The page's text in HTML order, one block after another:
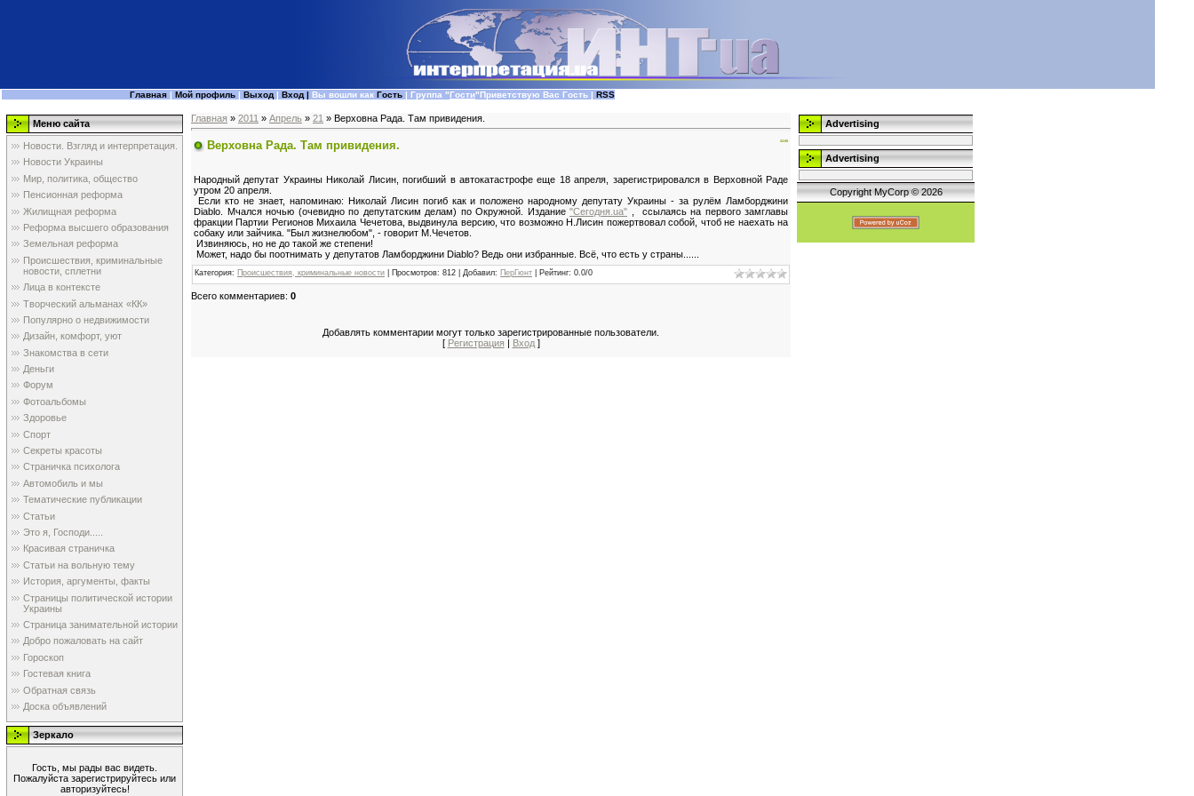
Главная | Мой профиль | Выход | Вход | Вы вошли как Гость | Группа "Гости"Приветствую Вас Гость | RSS
Меню сайта
Новости. Взгляд и интерпретация.
Новости Украины
Мир, политика, общество
Пенсионная реформа
Жилищная реформа
Реформа высшего образования
Земельная реформа
Происшествия, криминальные
новости, сплетни
Лица в контексте
Творческий альманах «КК»
Популярно о недвижимости
Дизайн, комфорт, уют
Знакомства в сети
Деньги
Форум
Фотоальбомы
Здоровье
Спорт
Секреты красоты
Страничка психолога
Автомобиль и мы
Тематические публикации
Статьи
Это я, Господи.....
Красивая страничка
Статьи на вольную тему
История, аргументы, факты
Страницы политической истории
Украины
Страница занимательной истории
Добро пожаловать на сайт
Гороскоп
Гостевая книга
Обратная связь
Доска объявлений
Зеркало
Гость, мы рады вас видеть.
Пожалуйста зарегистрируйтесь или
авторизуйтесь!
Главная » 2011 » Апрель » 21 » Верховна Рада. Там привидения.
22:05
Верховна Рада. Там привидения.
Народный депутат Украины Николай Лисин, погибший в автокатастрофе еще 18 апреля, зарегистрировался в Верховной Раде
утром 20 апреля.
Если кто не знает, напоминаю: Николай Лисин погиб как и положено народному депутату Украины - за рулём Ламборджини
Diablo. Мчался ночью (очевидно по депутатским делам) по Окружной. Издание "Сегодня.ua" , ссылаясь на первого замглавы
фракции Партии Регионов Михаила Чечетова, выдвинула версию, что возможно Н.Лисин пожертвовал собой, чтоб не наехать на
собаку или зайчика. "Был жизнелюбом", - говорит М.Чечетов.
Извиняюсь, но не до такой же степени!
Может, надо бы поотнимать у депутатов Ламборджини Diablo? Ведь они избранные. Всё, что есть у страны......
Категория: Происшествия, криминальные новости Просмотров: 812 | Добавил: ПерГюнт Рейтинг: 0.0/0
Всего комментариев: 0
Добавлять комментарии могут только зарегистрированные пользователи.
[ Регистрация | Вход]
Advertising
Advertising
Copyright MyCorp © 2026